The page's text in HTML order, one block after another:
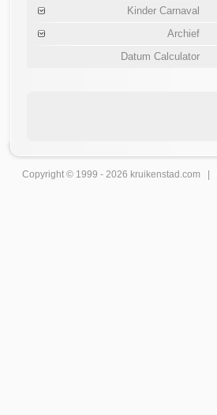
Kinder Carnaval
Archief
Datum Calculator
Copyright © 1999 - 2026 kruikenstad .com |